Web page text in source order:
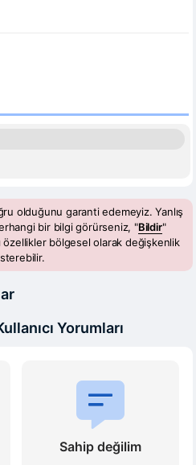
olduğunu garanti edemeyiz. Yanlış
bir bilgi görürseniz, "Bildir"
özellikler bölgesel olarak değişkenlik
Yorumları
Sahip değilim